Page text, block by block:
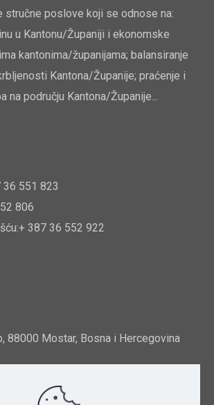
stručne poslove koji se odnose na:
u Kantonu/Županiji i ekonomske
kantonima/županijama; balansiranje
Kantona/Županije; praćenje i
na području Kantona/Županije...
36 551 823
806
387 36 552 922
88000 Mostar, Bosna i Hercegovina
zraka u Mostaru: